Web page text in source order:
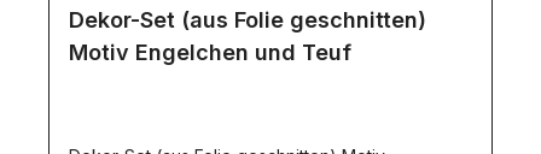
Dekor-Set (aus Folie geschnitten)
Motiv Engelchen und Teuf